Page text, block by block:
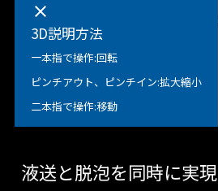
clear
3D説明方法
一本指で操作:回転
ピンチアウト、ピンチイン:拡大縮小
二本指で操作:移動
液送と脱泡を同時に実現